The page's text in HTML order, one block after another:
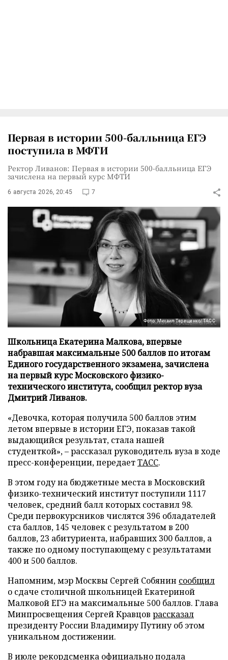
Первая в истории 500-балльница ЕГЭ
поступила в МФТИ
Ректор Ливанов: Первая в истории 500-балльница ЕГЭ
зачислена на первый курс МФТИ
6 августа 2026, 20:45 7
Фото: Михаил Терещенко/ТАСС
Школьница Екатерина Малкова, впервые
набравшая максимальные 500 баллов по итогам
Единого государственного экзамена, зачислена
на первый курс Московского физико-
технического института, сообщил ректор вуза
Дмитрий Ливанов.
«Девочка, которая получила 500 баллов этим
летом впервые в истории ЕГЭ, показав такой
выдающийся результат, стала нашей
студенткой», – рассказал руководитель вуза в ходе
пресс-конференции, передаетТАСС.
В этом году на бюджетные места в Московский
физико-технический институт поступили 1117
человек, средний балл которых составил 98.
Среди первокурсников числятся 396 обладателей
ста баллов, 145 человек с результатом в 200
баллов, 23 абитуриента, набравших 300 баллов, а
также по одному поступающему с результатами
400 и 500 баллов.
Напомним, мэр Москвы Сергей Собянин сообщил
о сдаче столичной школьницей Екатериной
Малковой ЕГЭ на максимальные 500 баллов. Глава
Минпросвещения Сергей Кравцов рассказал
президенту России Владимиру Путину об этом
уникальном достижении.
В июле рекордсменка официальноподала